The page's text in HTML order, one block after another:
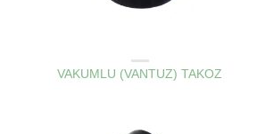
VAKUMLU (VANTUZ) TAKOZ